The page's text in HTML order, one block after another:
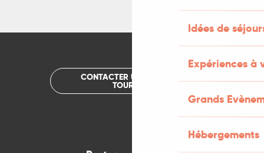
Idées de
Expériences à
Grands
Hébergements
CONTACTER UN OFFICE DE
TOURISME